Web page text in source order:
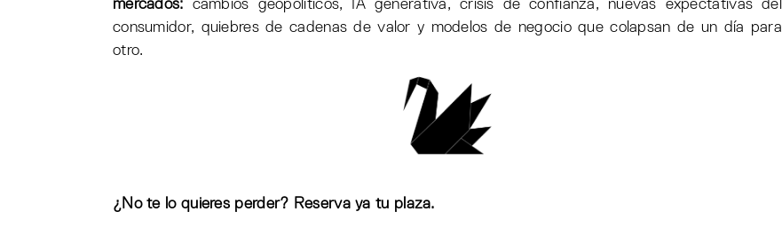
mercados: cambios geopolíticos, IA generativa, crisis de confianza, nuevas expectativas del
consumidor, quiebres de cadenas de valor y modelos de negocio que colapsan de un día para
otro.
¿No te lo quieres perder? Reserva ya tu plaza.